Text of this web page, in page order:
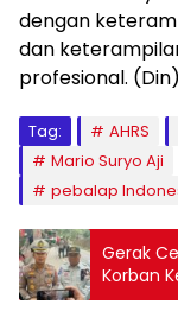
dengan
dan
profesional. (Din)
Tag: AHRS
Mario Suryo Aji
pebalap
Gerak
Korban
Timur